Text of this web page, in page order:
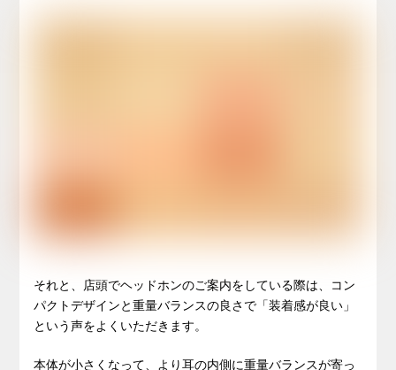
それと、店頭でヘッドホンのご案内をしている際は、コン
パクトデザインと重量バランスの良さで「装着感が良い」
という声をよくいただきます。
本体が小さくなって、より耳の内側に重量バランスが寄っ